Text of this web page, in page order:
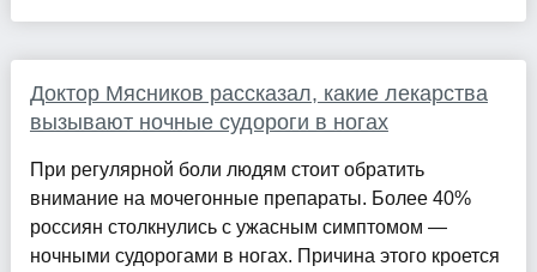
Доктор Мясников рассказал, какие лекарства
вызывают ночные судороги в ногах
При регулярной боли людям стоит обратить
внимание на мочегонные препараты. Более 40%
россиян столкнулись с ужасным симптомом —
ночными судорогами в ногах. Причина этого кроется